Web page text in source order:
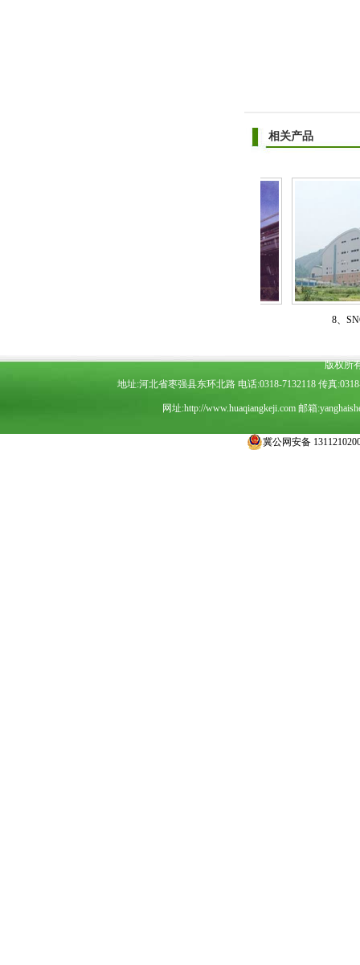
相关产品
8、SNCR法脱
版权所
地址:河北省枣强县东环北路 电话:0318-7132118 传真
网址:http://www.huaqiangkeji.com邮箱:
冀公网安备